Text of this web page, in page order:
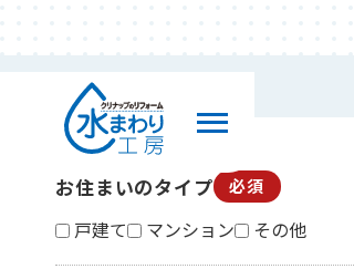
お住まいのタイプ 必須
戸建て マンション その他